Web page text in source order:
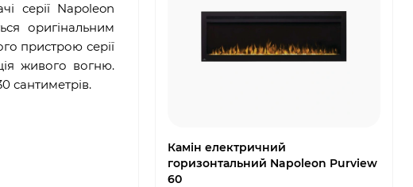
серії Napoleon
оригінальним
пристрою серії
живого вогню.
сантиметрів.
Камін електричний
горизонтальний Napoleon Purview
60